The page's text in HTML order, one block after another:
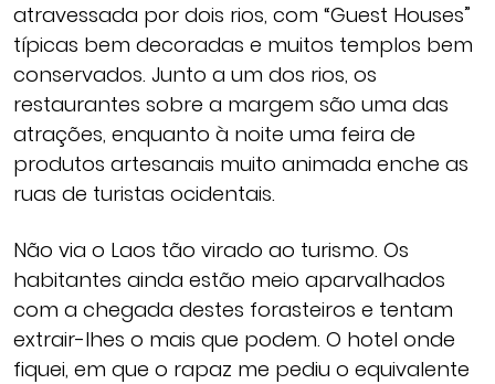
atravessada por dois rios, com “Guest Houses”
típicas bem decoradas e muitos templos bem
conservados. Junto a um dos rios, os
restaurantes sobre a margem são uma das
atrações, enquanto à noite uma feira de
produtos artesanais muito animada enche as
ruas de turistas ocidentais.
Não via o Laos tão virado ao turismo. Os
habitantes ainda estão meio aparvalhados
com a chegada destes forasteiros e tentam
extrair-lhes o mais que podem. O hotel onde
fiquei, em que o rapaz me pediu o equivalente